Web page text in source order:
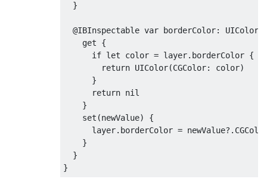
}
@IBInspectable var borderColor: UIColor
    get
{
if let color = layer. borderColor {
return UIColor(CGColor: color)
}
return nil
}
set (newValue)
{
      layer
. borderColor = newValue?.
}
}
}